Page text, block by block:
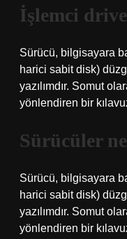
İşlemci
Sürücü, bilgisayara
harici sabit disk)
yazılımdır. Somut
yönlendiren bir
Sürücüler
Sürücü, bilgisayara
harici sabit disk)
yazılımdır. Somut
yönlendiren bir